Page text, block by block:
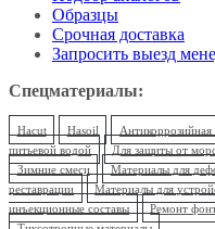
Образцы
Срочная доставка
Запросить выезд
Спецматериалы:
Hacut Hasoil
питьевой водой
Для защиты от
Зимние смеси
Материалы для
реставрации
Материалы для
инъекционные составы
Ремонт